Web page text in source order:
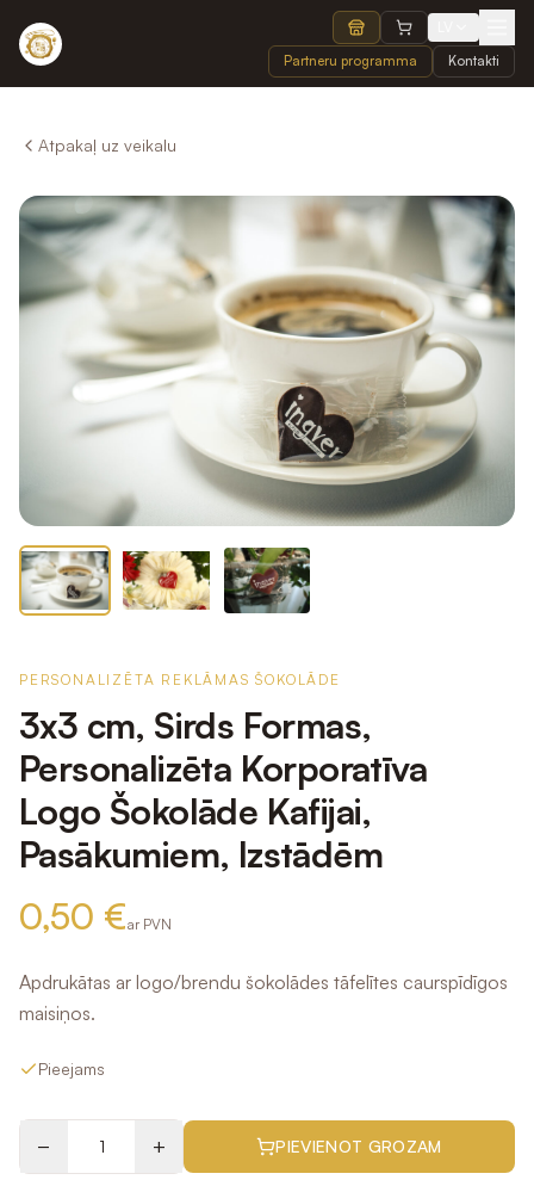
Partneru programma Kontakti
Atpakaļ uz veikalu
PERSONALIZĒTA REKLĀMAS ŠOKOLĀDE
3x3 cm, Sirds Formas,
Personalizēta Korporatīva
Logo Šokolāde Kafijai,
Pasākumiem, Izstādēm
0,50 €ar PVN
Apdrukātas ar logo/brendu šokolādes tāfelītes caurspīdīgos
maisiņos.
Pieejams
− + PIEVIENOT GROZAM